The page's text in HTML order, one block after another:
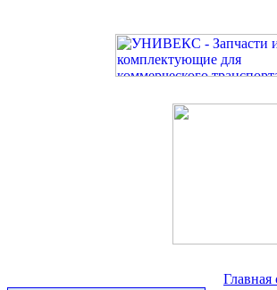
Главная